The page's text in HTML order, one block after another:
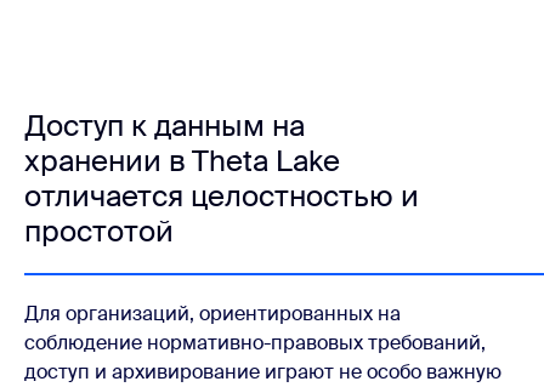
Доступ к данным на
хранении в Theta Lake
отличается целостностью и
простотой
Для организаций, ориентированных на
соблюдение нормативно-правовых требований,
доступ и архивирование играют не особо важную